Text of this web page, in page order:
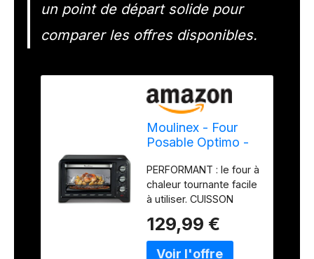
un point de départ solide pour
comparer les offres disponibles.
Moulinex - Four
Posable Optimo -
33 L - Noir
PERFORMANT : le four à
chaleur tournante facile
à utiliser. CUISSON
: pour des résultats
parfaitement
129,99 €